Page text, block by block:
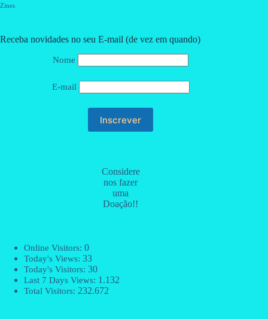
Zines
Receba novidades no seu E-mail (de vez em quando)
Nome
E-mail
Considere
nos fazer
uma
Doação!!
Online Visitors: 0
Today's Views: 33
Today's Visitors: 30
Last 7 Days Views: 1.132
Total Visitors: 232.672